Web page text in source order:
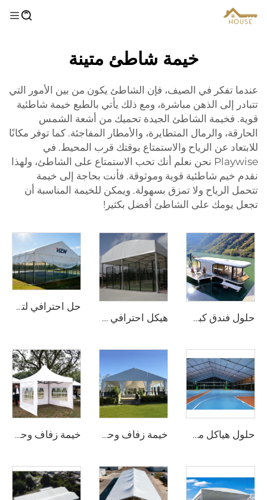
خيمة شاطئ متينة
عندما تفكر في الصيف، فإن الشاطئ يكون من بين الأمور التي
تتبادر إلى الذهن مباشرة، ومع ذلك يأتي بالطبع خيمة شاطئية
قوية. فخيمة الشاطئ الجيدة تحميك من أشعة الشمس
الحارقة، والرمال المتطايرة، والأمطار المفاجئة. كما توفر مكانًا
للابتعاد عن الرياح والاستمتاع بوقتك قرب المحيط. في
Playwise نحن نعلم أنك تحب الاستمتاع على الشاطئ، ولهذا
نقدم خيم شاطئية قوية وموثوقة. فأنت بحاجة إلى خيمة
تتحمل الرياح ولا تمزق بسهولة. ويمكن للخيمة المناسبة أن
تجعل يومك على الشاطئ أفضل بكثير!
حلول فندق كبسولات فضائية فاخرة لمشاريع المنتجعات | منزل صغير متنقِّل مخصَّص لخدمات التخييم الفاخر عالي الجودة والسياحة البيئية هيكل احترافي لملاعب البادل المصنوع من الفولاذ والزجاج | غطاء خيمة رياضية خارجية مقاوم للماء مع غطاء ظلٍّ لمشاريع مرافق التنس
حل احترافي لتغطية ملاعب الرياضة | غطاء صناعي من الألومنيوم لملاعب المنافسات
حلول هياكل مخصصة لملاعب البادل | مظلة رياضية من الفولاذ والزجاج مزودة بغطاء ظليل وإطار ألمنيوم مقاوم للرياح خيمة زفاف وحدوية | خيمة مناسبات مقاومة للعوامل الجوية وتجميعها سريع لمجموعة حلول تجارية للحفلات والمهرجانات خيمة زفاف وحدوية ذات نطاق واضح | خيمة حدث فاخرة مقاومة للماء مصنوعة من البولي فينيل كلورايد (PVC) لتجمعات كبيرة